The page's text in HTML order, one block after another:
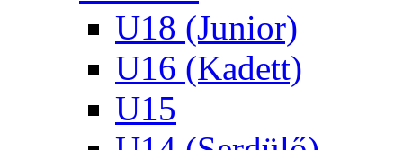
U18 (Junior)
U16 (Kadett)
U15